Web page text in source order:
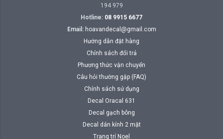
194 979
Hotline: 08 9915 6677
Email: hoavandecal@gmail.com
Hướng dẫn đặt hàng
Chính sách đổi trả
Phương thức vận chuyển
Câu hỏi thường gặp (FAQ)
Chính sách sử dụng
Decal Oracal 631
Decal gạch bông
Decal dán kính 2 mặt
Trang trí Noel